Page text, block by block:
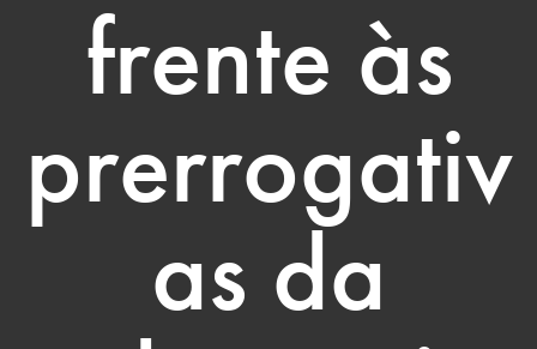
frente às
prerrogativ
as da